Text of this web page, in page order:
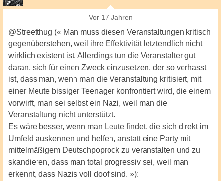
Vor 17 Jahren
@Streetthug (« Man muss diesen Veranstaltungen kritisch
gegenüberstehen, weil ihre Effektivität letztendlich nicht
wirklich existent ist. Allerdings tun die Veranstalter gut
daran, sich für einen Zweck einzusetzen, der so verhasst
ist, dass man, wenn man die Veranstaltung kritisiert, mit
einer Meute bissiger Teenager konfrontiert wird, die einem
vorwirft, man sei selbst ein Nazi, weil man die
Veranstaltung nicht unterstützt.
Es wäre besser, wenn man Leute findet, die sich direkt im
Umfeld auskennen und helfen, anstatt eine Party mit
mittelmäßigem Deutschpoprock zu veranstalten und zu
skandieren, dass man total progressiv sei, weil man
erkennt, dass Nazis voll doof sind. »):